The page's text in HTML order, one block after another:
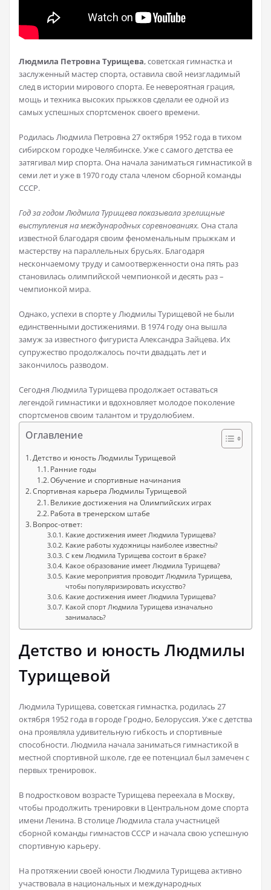
Людмила Петровна Турищева, советская гимнастка и
заслуженный мастер спорта, оставила свой неизгладимый
след в истории мирового спорта. Ее невероятная грация,
мощь и техника высоких прыжков сделали ее одной из
самых успешных спортсменок своего времени.
Родилась Людмила Петровна 27 октября 1952 года в тихом
сибирском городке Челябинске. Уже с самого детства ее
затягивал мир спорта. Она начала заниматься гимнастикой в
семи лет и уже в 1970 году стала членом сборной команды
СССР.
Год за годом Людмила Турищева показывала зрелищные
выступления на международных соревнованиях. Она стала
известной благодаря своим феноменальным прыжкам и
мастерству на параллельных брусьях. Благодаря
нескончаемому труду и самоотверженности она пять раз
становилась олимпийской чемпионкой и десять раз –
чемпионкой мира.
Однако, успехи в спорте у Людмилы Турищевой не были
единственными достижениями. В 1974 году она вышла
замуж за известного фигуриста Александра Зайцева. Их
супружество продолжалось почти двадцать лет и
закончилось разводом.
Сегодня Людмила Турищева продолжает оставаться
легендой гимнастики и вдохновляет молодое поколение
спортсменов своим талантом и трудолюбием.
Оглавление
Детство и юность Людмилы Турищевой
Ранние годы
Обучение и спортивные начинания
Спортивная карьера Людмилы Турищевой
Великие достижения на Олимпийских играх
Работа в тренерском штабе
Вопрос-ответ:
Какие достижения имеет Людмила Турищева?
Какие работы художницы наиболее известны?
С кем Людмила Турищева состоит в браке?
Какое образование имеет Людмила Турищева?
Какие мероприятия проводит Людмила Турищева,
чтобы популяризировать искусство?
Какие достижения имеет Людмила Турищева?
Какой спорт Людмила Турищева изначально
занималась?
Детство и юность Людмилы
Турищевой
Людмила Турищева, советская гимнастка, родилась 27
октября 1952 года в городе Гродно, Белоруссия. Уже с детства
она проявляла удивительную гибкость и спортивные
способности. Людмила начала заниматься гимнастикой в
местной спортивной школе, где ее потенциал был замечен с
первых тренировок.
В подростковом возрасте Турищева переехала в Москву,
чтобы продолжить тренировки в Центральном доме спорта
имени Ленина. В столице Людмила стала участницей
сборной команды гимнастов СССР и начала свою успешную
спортивную карьеру.
На протяжении своей юности Людмила Турищева активно
участвовала в национальных и международных